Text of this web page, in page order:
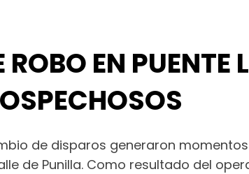
EN
de disparos generaron
de Punilla. Como resultado del